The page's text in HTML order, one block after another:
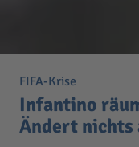
FIFA-Krise
Infantino
Ändert nichts